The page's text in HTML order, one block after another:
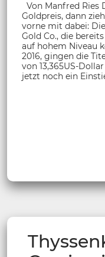
Von Manfred Ries
Goldpreis, dann
vorne mit dabei:
Gold Co., die
auf hohem Niveau
2016, gingen die
von 13,365US-
jetzt noch ein